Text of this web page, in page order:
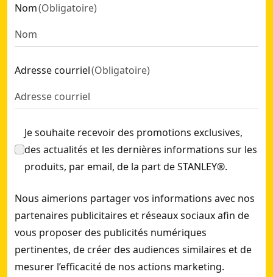
Nom(Obligatoire)
Adresse courriel(Obligatoire)
Je souhaite recevoir des promotions exclusives,
des actualités et les dernières informations sur les
produits, par email, de la part de STANLEY®.
Nous aimerions partager vos informations avec nos
partenaires publicitaires et réseaux sociaux afin de
vous proposer des publicités numériques
pertinentes, de créer des audiences similaires et de
mesurer l’efficacité de nos actions marketing.